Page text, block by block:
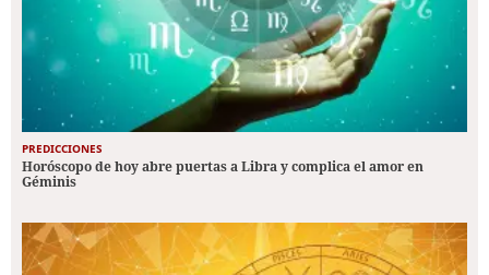
PREDICCIONES
Horóscopo de hoy abre puertas a Libra y complica el amor en
Géminis